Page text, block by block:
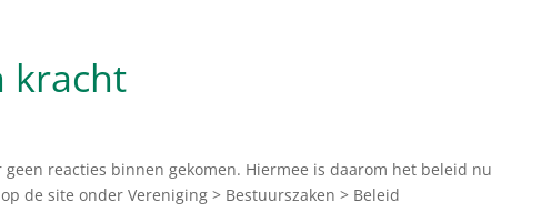
kracht
reacties binnen gekomen. Hiermee is daarom het beleid nu
de site onder Vereniging > Bestuurszaken > Beleid